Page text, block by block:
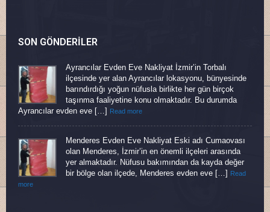
SON GÖNDERILER
Ayrancılar Evden Eve Nakliyat İzmir’in Torbalı
ilçesinde yer alan Ayrancılar lokasyonu, bünyesinde
barındırdığı yoğun nüfusla birlikte her gün birçok
taşınma faaliyetine konu olmaktadır. Bu durumda
Ayrancılar evden eve […]
Read more
Menderes Evden Eve Nakliyat Eski adı Cumaovası
olan Menderes, İzmir’in en önemli ilçeleri arasında
yer almaktadır. Nüfusu bakımından da kayda değer
bir bölge olan ilçede, Menderes evden eve […]
Read
more